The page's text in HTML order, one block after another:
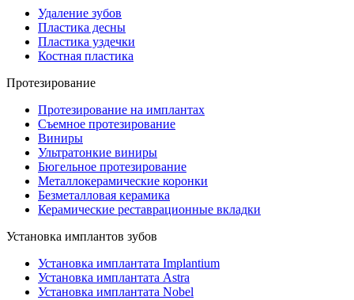
Удаление зубов
Пластика десны
Пластика уздечки
Костная пластика
Протезирование
Протезирование на имплантах
Съемное протезирование
Виниры
Ультратонкие виниры
Бюгельное протезирование
Металлокерамические коронки
Безметалловая керамика
Керамические реставрационные вкладки
Установка имплантов зубов
Установка имплантата Implantium
Установка имплантата Astra
Установка имплантата Nobel